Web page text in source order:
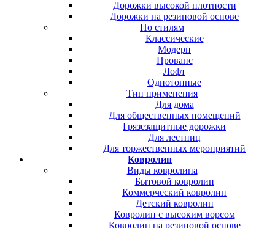
Дорожки высокой плотности
Дорожки на резиновой основе
По стилям
Классические
Модерн
Прованс
Лофт
Однотонные
Тип применения
Для дома
Для общественных помещений
Грязезащитные дорожки
Для лестниц
Для торжественных мероприятий
Ковролин
Виды ковролина
Бытовой ковролин
Коммерческий ковролин
Детский ковролин
Ковролин с высоким ворсом
Ковролин на резиновой основе